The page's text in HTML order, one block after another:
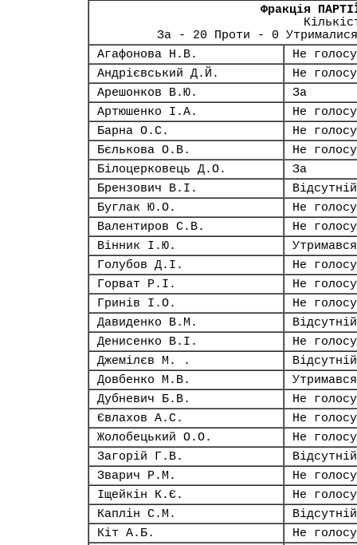
Фракція
За - 20 Проти - 0
Агафонова Н.В.
Не
Андрієвський Д.Й.
Не
Арешонков В.Ю.
За
Артюшенко І.А.
Не
Барна О.С.
Не
Бєлькова О.В.
Не
Білоцерковець Д.О.
За
Брензович В.І.
Відсутній
Буглак Ю.О.
Не
Валентиров С.В.
Не
Вінник І.Ю.
Утримався
Голубов Д.І.
Не
Горват Р.І.
Не
Гринів І.О.
Не
Давиденко В.М.
Відсутній
Денисенко В.І.
Не
Джемілєв М. .
Відсутній
Довбенко М.В.
Утримався
Дубневич Б.В.
Не
Євлахов А.С.
Не
Жолобецький О.О.
Не
Загорій Г.В.
Відсутній
Зварич Р.М.
Не
Іщейкін К.Є.
Не
Каплін С.М.
Відсутній
Кіт А.Б.
Не